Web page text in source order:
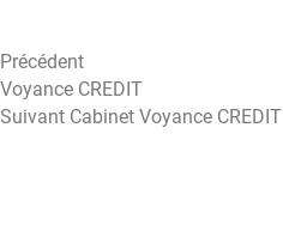
Précédent
Voyance CREDIT
Article
Suivant Cabinet Voyance CREDIT